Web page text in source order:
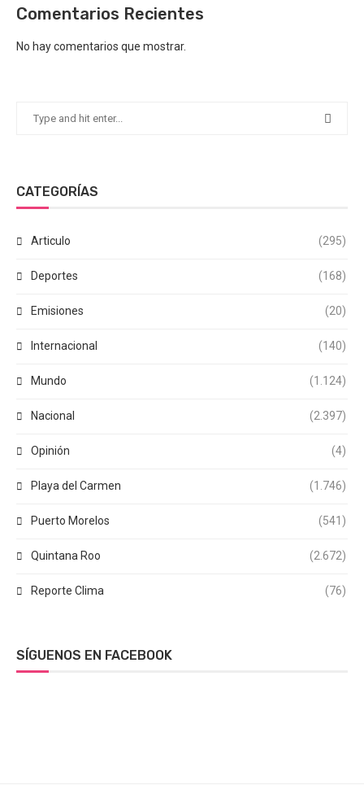
Comentarios Recientes
No hay comentarios que mostrar.
CATEGORÍAS
Articulo (295)
Deportes (168)
Emisiones (20)
Internacional (140)
Mundo (1.124)
Nacional (2.397)
Opinión (4)
Playa del Carmen (1.746)
Puerto Morelos (541)
Quintana Roo (2.672)
Reporte Clima (76)
SÍGUENOS EN FACEBOOK